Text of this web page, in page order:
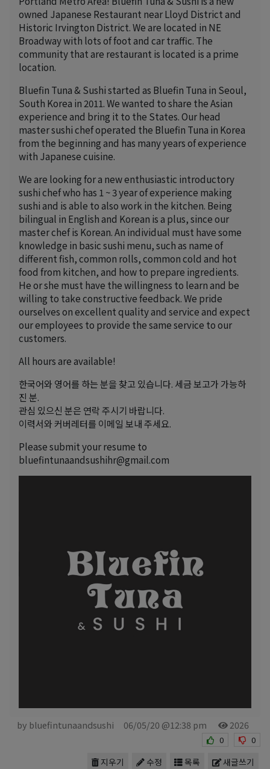
owned Japanese Restaurant near Lloyd District and
Historic Irvington District. We are located in NE
Broadway with lots of foot and car traffic. The
community that are restaurant is located is a prime
location.
Bluefin Tuna & Sushi started as Bluefin Tuna in Seoul,
South Korea in 2011. We wanted to share the Asian
experience and bring it to the States. Our head
master sushi chef operated the Bluefin Tuna in Korea
from the beginning and has many years of experience
with Japanese cuisine.
We are looking for a new enthusiastic introductory
sushi chef who has 1 ~ 3 year of experience making
sushi and is able to also work in the kitchen. Being
bilingual in English and Korean is a plus, since our
master chef is Korean. An individual must have some
knowledge in basic sushi menu, such as name of
different fish, common rolls, common cold and hot
food from kitchen, and how to prepare ingredients.
He or she must have the willingness to learn and be
willing to take constructive feedback. We pride
ourselves on excellent quality and service and expect
our employees to provide the same service to our
customers.
All hours are available!
한국어와 영어를 하는 분을 찾고 있습니다. 세금 보고가 가능하
진 분.
관심 있으신 분은 연락 주시기 바랍니다.
이력서와 커버레터를 이메일 보내 주세요.
Please submit your resume to
bluefintunaandsushihr@gmail.com
by bluefintunaandsushi 06/05/20 @12:38 pm 2026
0 0
새글쓰기
목록
수정
지우기